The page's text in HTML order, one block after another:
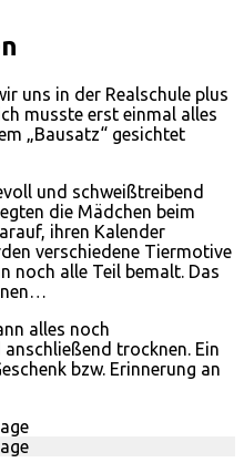
uns in der Realschule plus
musste erst einmal alles
„Bausatz“ gesichtet
und schweißtreibend
die Mädchen beim
ihren Kalender
verschiedene Tiermotive
noch alle Teil bemalt. Das
alles noch
trocknen. Ein
bzw. Erinnerung an